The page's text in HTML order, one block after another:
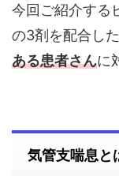
今回ご紹介する
の3剤を配合した
ある患者さんに
気管支喘息と